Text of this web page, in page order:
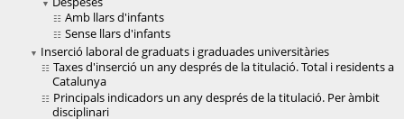
Amb llars d'infants
Sense llars d'infants
Inserció laboral de graduats i graduades universitàries
Taxes d'inserció un any després de la titulació. Total i residents a
Catalunya
Principals indicadors un any després de la titulació. Per àmbit
disciplinari